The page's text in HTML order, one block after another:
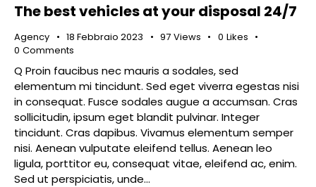
The best vehicles at your disposal 24/7
Agency 18 Febbraio 2023 97 Views 0 Likes
0 Comments
Q Proin faucibus nec mauris a sodales, sed
elementum mi tincidunt. Sed eget viverra egestas nisi
in consequat. Fusce sodales augue a accumsan. Cras
sollicitudin, ipsum eget blandit pulvinar. Integer
tincidunt. Cras dapibus. Vivamus elementum semper
nisi. Aenean vulputate eleifend tellus. Aenean leo
ligula, porttitor eu, consequat vitae, eleifend ac, enim.
Sed ut perspiciatis, unde…